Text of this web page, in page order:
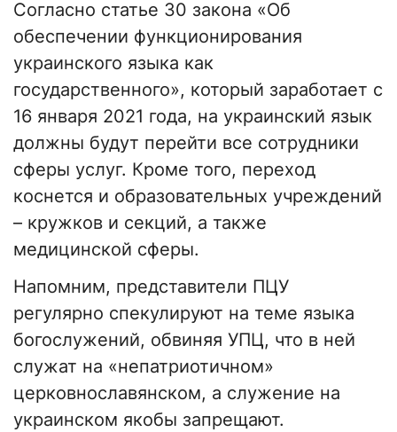
Согласно статье 30 закона «Об
обеспечении функционирования
украинского языка как
государственного», который заработает с
16 января 2021 года, на украинский язык
должны будут перейти все сотрудники
сферы услуг. Кроме того, переход
коснется и образовательных учреждений
– кружков и секций, а также
медицинской сферы.
Напомним, представители ПЦУ
регулярно спекулируют на теме языка
богослужений, обвиняя УПЦ, что в ней
служат на «непатриотичном»
церковнославянском, а служение на
украинском якобы запрещают.